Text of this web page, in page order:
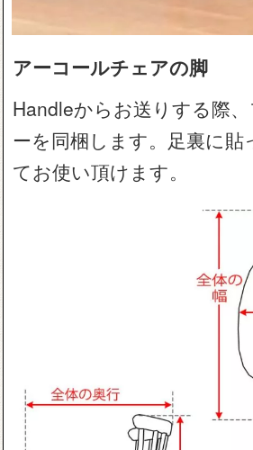
アーコールチェアの脚
Handleからお送りする際
ーを同梱します。足裏に貼
てお使い頂けます。